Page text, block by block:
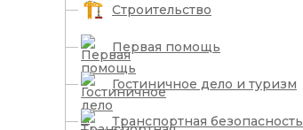
Строительство
Первая помощь
Гостиничное дело и туризм
Транспортная безопасность